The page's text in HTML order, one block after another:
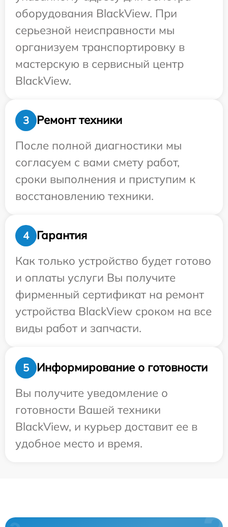
оборудования BlackView. При
серьезной неисправности мы
организуем транспортировку в
мастерскую в сервисный центр
BlackView.
3
Ремонт техники
После полной диагностики мы
согласуем с вами смету работ,
сроки выполнения и приступим к
восстановлению техники.
4
Гарантия
Как только устройство будет готово
и оплаты услуги Вы получите
фирменный сертификат на ремонт
устройства BlackView сроком на все
виды работ и запчасти.
5
Информирование о готовности
Вы получите уведомление о
готовности Вашей техники
BlackView, и курьер доставит ее в
удобное место и время.